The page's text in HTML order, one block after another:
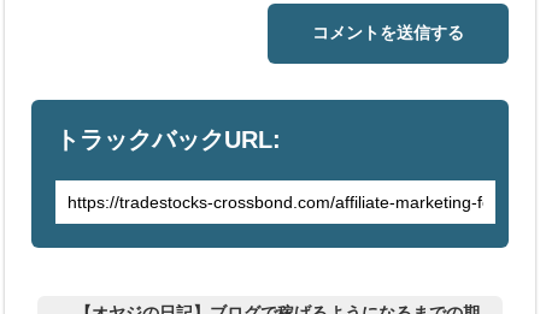
トラックバックURL: